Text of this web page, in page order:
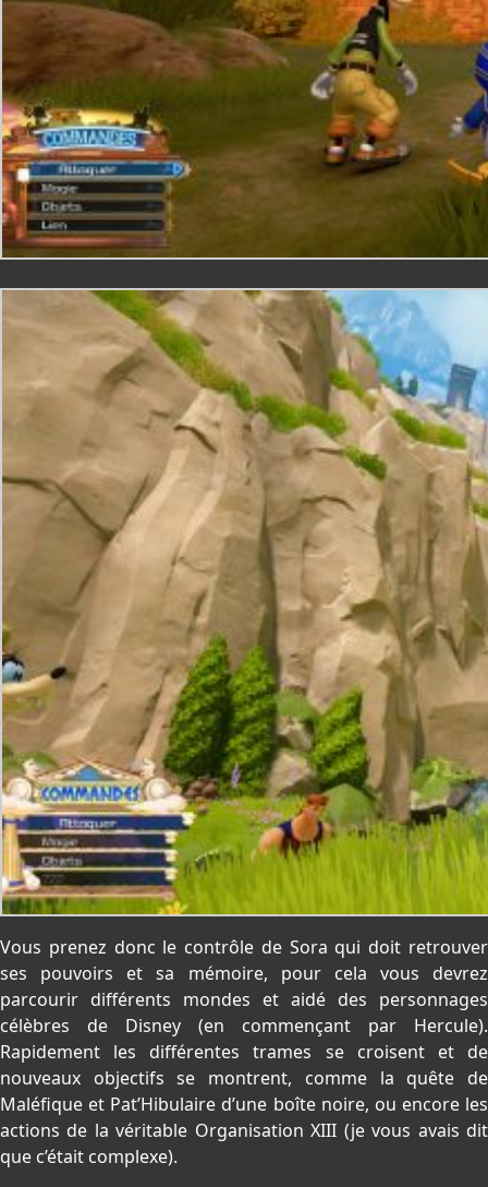
Vous prenez donc le contrôle de Sora qui doit retrouver
ses pouvoirs et sa mémoire, pour cela vous devrez
parcourir différents mondes et aidé des personnages
célèbres de Disney (en commençant par Hercule).
Rapidement les différentes trames se croisent et de
nouveaux objectifs se montrent, comme la quête de
Maléfique et Pat’Hibulaire d’une boîte noire, ou encore les
actions de la véritable Organisation XIII (je vous avais dit
que c’était complexe).